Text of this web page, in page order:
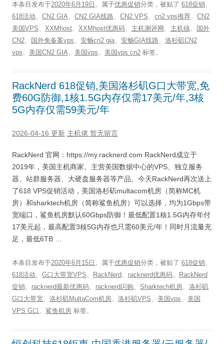
本条目发布于2020年6月19日 。属于优惠促销分类，被贴了 618促销、
618活动、 CN2 GIA、 CN2 GIA线路、 CN2 VPS、 cn2 vps推荐、 CN2
美国VPS、 XXMhost、 XXMhost优惠码、 主机测评网 、 主机镇、
国外
CN2、 国外免备案vps、 安畅cn2 gia、 安畅GIA线路、 洛杉矶CN2
vps、 美国CN2 GIA、 美国vps、 美国vps cn2 标签。
RackNerd 618促销,美国洛杉矶G口大带宽,免
费60G防御,1核1.5G内存仅需17美元/年,3核
5G内存仅需59美元/年
2026-04-16 更新 主机佬 暂无留言
RackNerd 官网：https://my.racknerd.com RackNerd成立于
2019年，美国主机商家。主营美国数据中心的VPS、独立服务
器、站群服务器、大硬盘服务器等产品。今天RackNerd再次送上
了618 VPS促销活动，美国洛杉矶multacom机房（简称MC机
房）和sharktech机房（简称鲨鱼机房）可以选择，均为1Gbps带
宽端口，鲨鱼机房默认60Gbps防御！最低配置1核1.5G内存年付
17美元起，最高配置3核5G内存也只需60美元/年！同时月流量充
足，最低6TB …
本条目发布于2020年6月15日 。属于优惠促销分类，被贴了 618促销、
618活动、 G口大带宽VPS、 RackNerd、 racknerd优惠码、
RackNerd
促销、 racknerd最新优惠码、 racknerd闪购、 Sharktech机房、 洛杉矶
G口大带宽、 洛杉矶MultaCom机房、 洛杉矶VPS、 美国vps、 美国
VPS G口 、 鲨鱼机房 标签。